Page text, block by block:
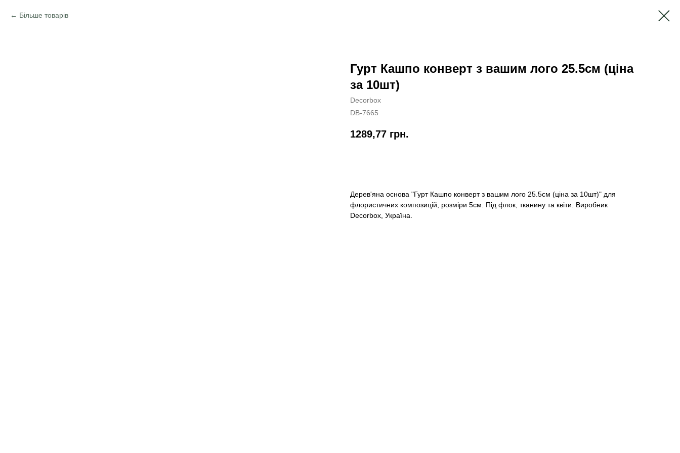
Більше товарів
Гурт Кашпо конверт з вашим лого 25.5см (ціна
за 10шт)
Decorbox
DB-7665
1289,77 грн.
Дерев'яна основа "Гурт Кашпо конверт з вашим лого 25.5см (ціна за 10шт)" для
флористичних композицій, розміри 5см. Під флок, тканину та квіти. Виробник
Decorbox, Україна.